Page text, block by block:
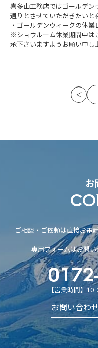
喜多山工務店ではゴールデ
通りとさせていただきたいと
・ゴールデンウィークの休
※ショウルーム休業期間中は
承下さいますようお願い申し
＜
お
ご相談・ご依頼は直接お電
専用フォームはお問
【営業時間】
お問い合わ